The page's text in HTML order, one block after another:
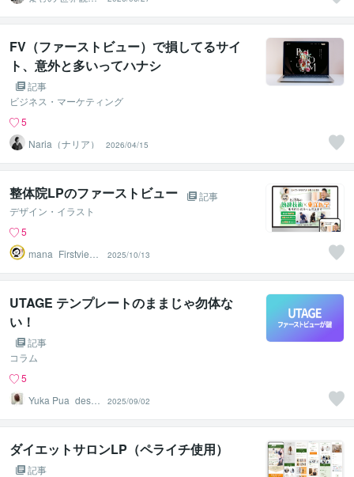
築×セールスデザ
イナー
FV（ファーストビュー）で損してるサイ
ト、意外と多いってハナシ
記事
ビジネス・マーケティング
5
Naria（ナリア）
2026/04/15
整体院LPのファーストビュー
記事
デザイン・イラスト
5
mana_Firstview
2025/10/13
UTAGE テンプレートのままじゃ勿体な
い！
記事
コラム
5
Yuka Pua_desig
2025/09/02
ダイエットサロンLP（ペライチ使用）
記事